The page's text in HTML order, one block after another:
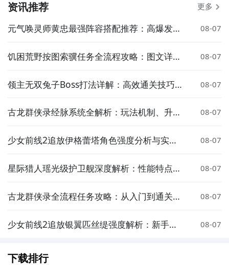
资讯推荐 更多
元气唤灵师黄忠最强阵容搭配推荐：高爆发输
08-07
饥困荒野按图索骥任务全流程攻略：图文详解
08-07
领主无双兔子Boss打法详解：高效通关技巧与
08-07
古龙群侠录经脉系统全解析：玩法机制、升级
08-07
少女前线2追放伊格蕾塔角色强度分析与实战
08-07
星际猎人瑶光级护卫舰深度解析：性能特点、
08-07
古龙群侠录全流程任务攻略：从入门到通关的
08-07
少女前线2追放银翼匹丝缇强度解析：新手枪
08-07
下载排行